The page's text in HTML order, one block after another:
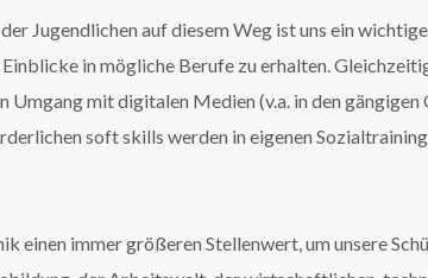
Jugendlichen auf diesem Weg ist uns ein
in mögliche Berufe zu erhalten.
mit digitalen Medien (v.a. in den
soft skills werden in eigenen
immer größeren Stellenwert, um unsere